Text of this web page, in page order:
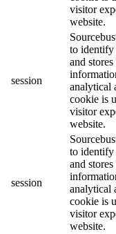
visitor
website.
session
to identify
and
analytical
cookie is
visitor
website.
session
to identify
and
analytical
cookie is
visitor
website.